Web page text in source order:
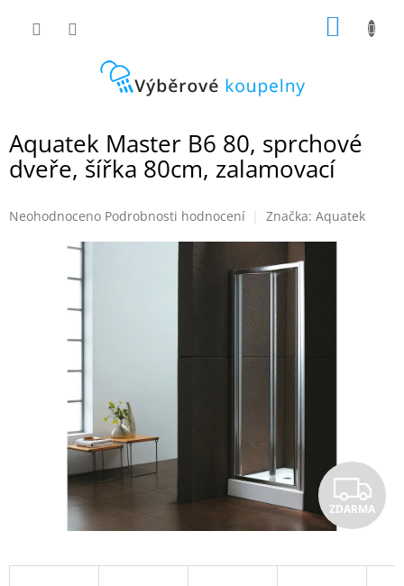
Aquatek Master B6 80, sprchové
dveře, šířka 80cm, zalamovací
Průměrné
hvězdiček.
Neohodnoceno Podrobnosti hodnocení Značka: Aquatek
Z
D
A
ZDARMA